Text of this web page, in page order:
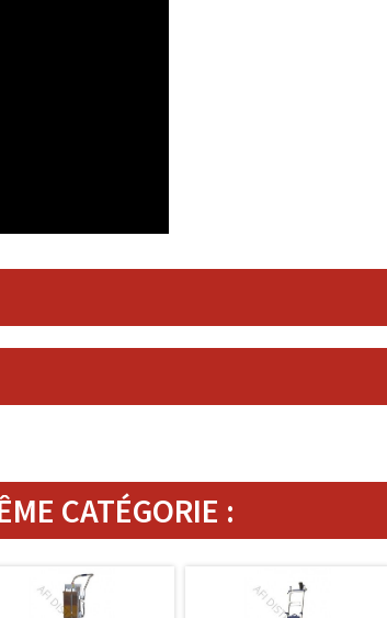
CATÉGORIE :